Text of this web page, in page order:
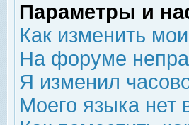
Параметры и
Как изменить
На форуме
Я изменил
Моего языка нет